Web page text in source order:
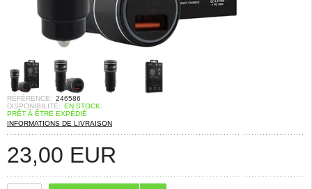
RÉFÉRENCE: 246586
DISPONIBILITÉ: EN STOCK.
PRÊT À ÊTRE EXPÉDIÉ
INFORMATIONS DE LIVRAISON
23,00 EUR